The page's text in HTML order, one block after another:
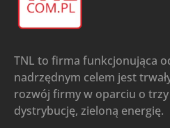
TNL to firma funkcjonująca
nadrzędnym celem jest
rozwój firmy w oparciu o trzy
dystrybucję, zieloną energię.